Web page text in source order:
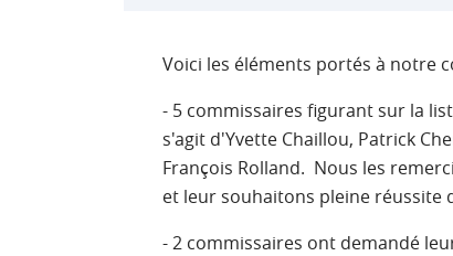
Voici les éléments portés à notre
- 5 commissaires figurant sur la
s'agit d'Yvette Chaillou, Patrick
François Rolland. Nous les
et leur souhaitons pleine réussite
- 2 commissaires ont demandé